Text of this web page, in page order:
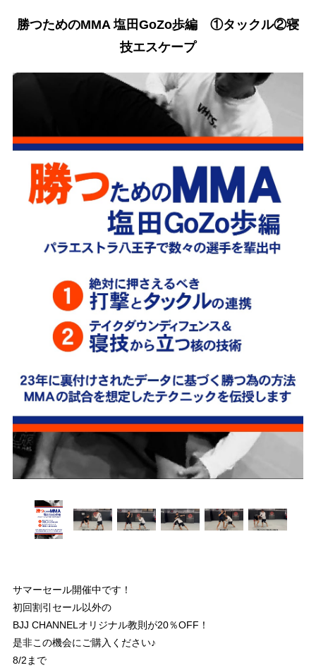
勝つためのMMA 塩田GoZo歩編 ①タックル②寝
技エスケープ
サマーセール開催中です！
初回割引セール以外の
BJJ CHANNELオリジナル教則が20％OFF！
是非この機会にご購入ください♪
8/2まで